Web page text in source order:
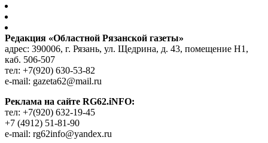
Редакция «Областной Рязанской газеты»
адрес: 390006, г. Рязань, ул. Щедрина, д. 43, помещение Н1,
каб. 506-507
тел: +7(920) 630-53-82
e-mail: gazeta62@mail.ru
Реклама на сайте RG62.iNFO:
тел: +7(920) 632-19-45
+7 (4912) 51-81-90
e-mail: rg62info@yandex.ru